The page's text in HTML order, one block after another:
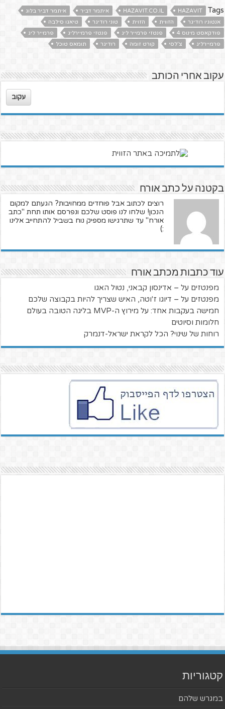
Tags
HAZAVIT
HAZAVIT.CO.IL איתמר דביר
איתמר דביר בלוג
אנטוניו רודיגר
הזווית הזוית טוני רודיגר
טיאגו סילבה
פודקאסט מינוס 4
פנטזי פרמייר ליג פנטזי פרמיירליג
פרמייר ליג
פרמיירליג
צ'לסי קורט זומה רודיגר תומאס טוכל
עקוב אחרי הכותב
עקוב
בקטנה על כתב אורח
רוצים לכתוב אבל פוחדים ממחויבות? הגעתם למקום
הנכון! שלחו לנו פוסט שלכם ונפרסם אותו תחת "כתב
אורח" עד שתרגישו מספיק נוח בשביל להתחייב אלינו
:)
עוד כתבות מכתב אורח
מפנטזים על – אדינסון קבאני, נטול האגו
מפנטזים על – דיוגו ז'וטה, האיש שצריך להיות בקבוצה שלכם
חמישה בעקבות אחד: על מירוץ ה-MVP בליגה הטובה בעולם
חלומות וסיוטים
רוחות של שינוי? הכל לקראת ישראל-דנמרק
קטגוריות
במגרש שלהם